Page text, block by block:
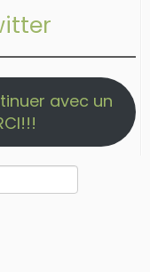
avec un